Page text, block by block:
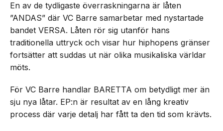
En av de tydligaste överraskningarna är låten
”ANDAS” där VC Barre samarbetar med nystartade
bandet VERSA. Låten rör sig utanför hans
traditionella uttryck och visar hur hiphopens gränser
fortsätter att suddas ut när olika musikaliska världar
möts.
För VC Barre handlar BARETTA om betydligt mer än
sju nya låtar. EP:n är resultat av en lång kreativ
process där varje detalj har fått ta den tid som krävts.